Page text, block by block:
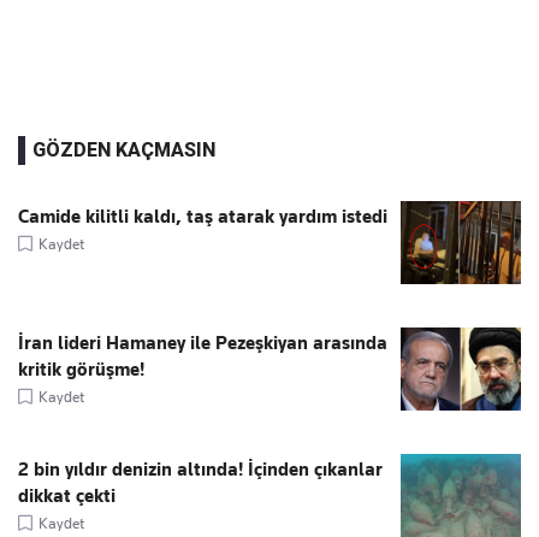
GÖZDEN KAÇMASIN
Camide kilitli kaldı, taş atarak yardım istedi
Kaydet
İran lideri Hamaney ile Pezeşkiyan arasında
kritik görüşme!
Kaydet
2 bin yıldır denizin altında! İçinden çıkanlar
dikkat çekti
Kaydet